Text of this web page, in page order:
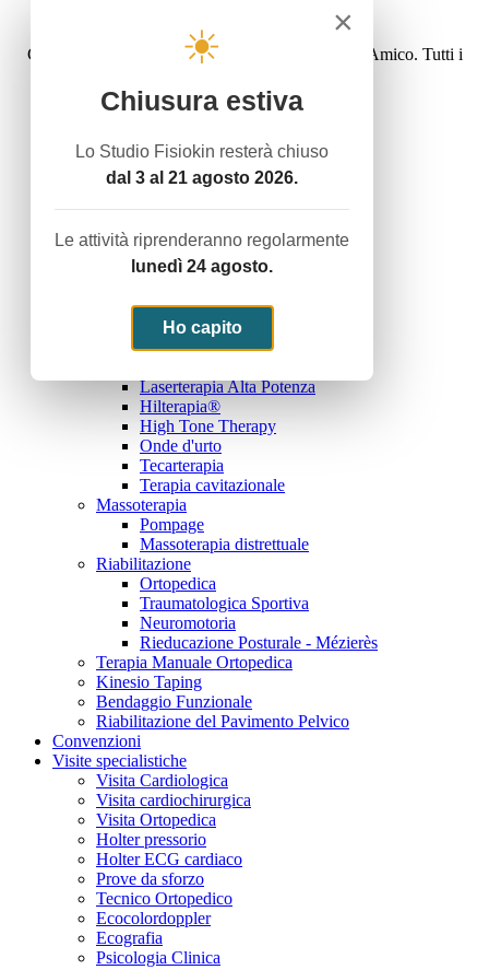
×
☀
Chiusura estiva
Lo Studio Fisiokin resterà chiuso
dal 3 al 21 agosto 2026.
Le attività riprenderanno regolarmente
lunedì 24 agosto.
Ho capito
Copyright © 2016 Studiofisiokin - Dott. Carlo D'Amico. Tutti i
Sito web realizzato daPublivoro
Attività
Servizio Termale con acque termali
Ginnastica Dolce
Rieducazione Posturale - Mézierès
Riabilitazione Domiciliare
Noi e lo sport
Elettroterapia Antalgica
Elettroterapia Di Stimolazione
Ultrasuonoterapia
Laserterapia Alta Potenza
Hilterapia®
High Tone Therapy
Onde d'urto
Tecarterapia
Terapia cavitazionale
Massoterapia
Pompage
Massoterapia distrettuale
Riabilitazione
Ortopedica
Traumatologica Sportiva
Neuromotoria
Rieducazione Posturale - Mézierès
Terapia Manuale Ortopedica
Kinesio Taping
Bendaggio Funzionale
Riabilitazione del Pavimento Pelvico
Convenzioni
Visite specialistiche
Visita Cardiologica
Visita cardiochirurgica
Visita Ortopedica
Holter pressorio
Holter ECG cardiaco
Prove da sforzo
Tecnico Ortopedico
Ecocolordoppler
Ecografia
Psicologia Clinica